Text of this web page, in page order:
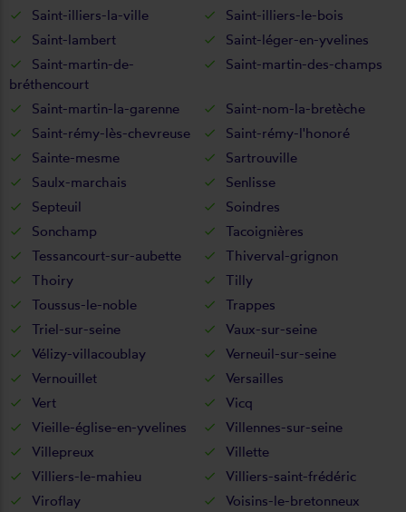
Saint-illiers-la-ville
Saint-illiers-le-bois
Saint-lambert
Saint-léger-en-yvelines
Saint-martin-de-
bréthencourt
Saint-martin-des-champs
Saint-martin-la-garenne
Saint-nom-la-bretèche
Saint-rémy-lès-chevreuse
Saint-rémy-l'honoré
Sainte-mesme
Sartrouville
Saulx-marchais
Senlisse
Septeuil
Soindres
Sonchamp
Tacoignières
Tessancourt-sur-aubette
Thiverval-grignon
Thoiry
Tilly
Toussus-le-noble
Trappes
Triel-sur-seine
Vaux-sur-seine
Vélizy-villacoublay
Verneuil-sur-seine
Vernouillet
Versailles
Vert
Vicq
Vieille-église-en-yvelines
Villennes-sur-seine
Villepreux
Villette
Villiers-le-mahieu
Villiers-saint-frédéric
Viroflay
Voisins-le-bretonneux